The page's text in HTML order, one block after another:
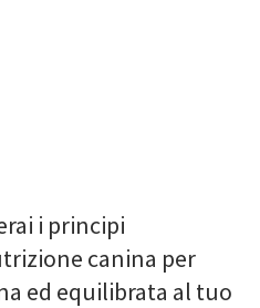
i principi
canina per
ed equilibrata al tuo